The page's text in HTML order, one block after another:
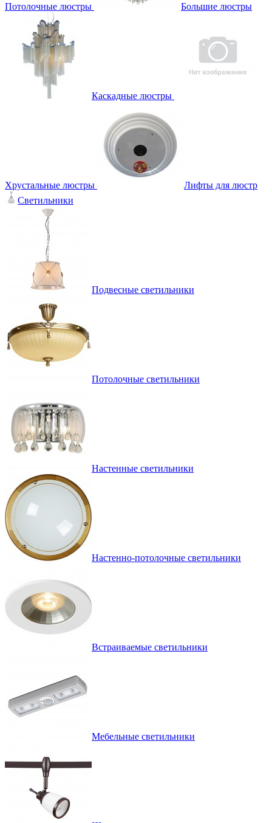
Потолочные люстры Большие люстры
Каскадные люстры
Хрустальные люстры
Лифты для люстр
Светильники
Подвесные светильники
Потолочные светильники
Настенные светильники
Настенно-потолочные светильники
Встраиваемые светильники
Мебельные светильники